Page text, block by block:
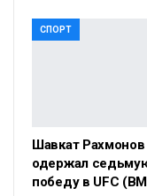
СПОРТ
Шавкат Рахмонов
одержал
победу в UFC